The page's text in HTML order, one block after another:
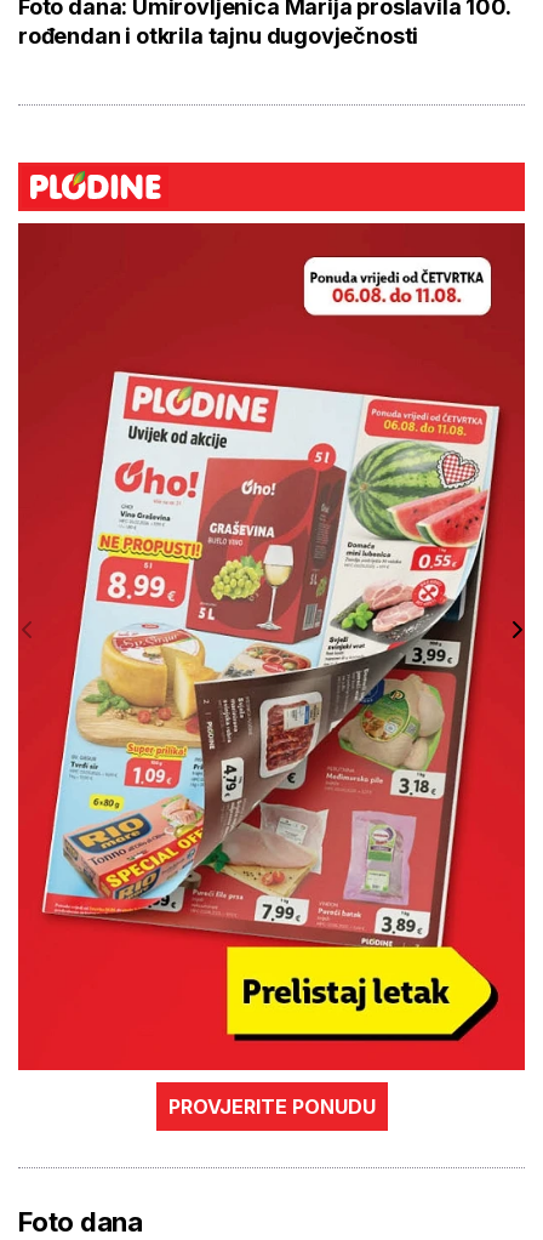
Foto dana: Umirovljenica Marija proslavila 100.
rođendan i otkrila tajnu dugovječnosti
PROVJERITE PONUDU
Foto dana